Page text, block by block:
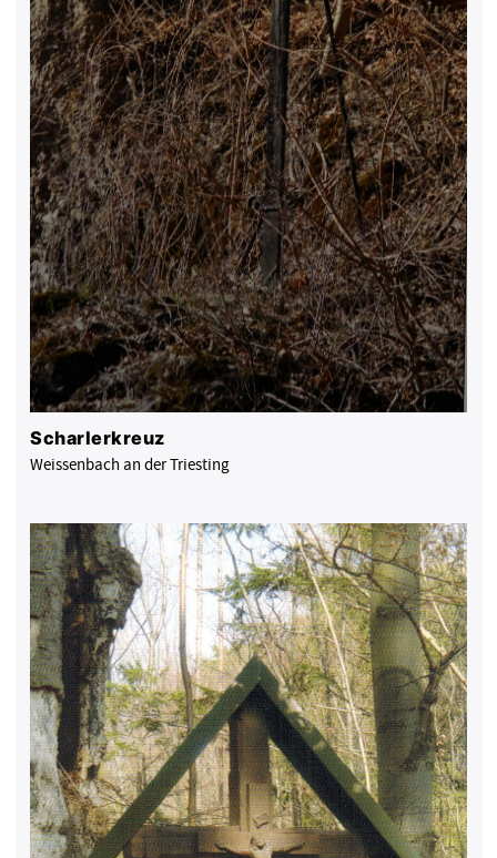
Scharlerkreuz
Weissenbach an der Triesting